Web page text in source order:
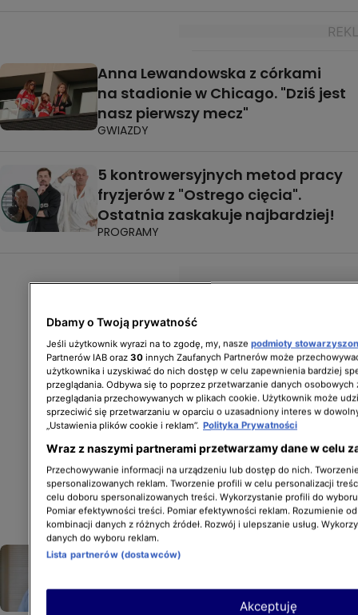
Anna Lewandowska z córkami
na stadionie w Chicago. "Dziś jest
nasz pierwszy mecz"
GWIAZDY
5 kontrowersyjnych metod pracy
fryzjerów z "Ostrego cięcia".
Ostatnia zaskakuje najbardziej!
PROGRAMY
Co nowego w szpitalu w "Na
zapowiada mocne sceny i ważny
Dbamy o Twoją prywatność
Jeśli użytkownik wyrazi na to zgodę, my, nasze podmioty
Partnerów IAB oraz 30 innych Zaufanych Partnerów może
użytkownika i uzyskiwać do nich dostęp w celu zapewnienia bardziej
przeglądania. Odbywa się to poprzez przetwarzanie danych osobowych
przeglądania przechowywanych w plikach cookie. Użytkownik może
sprzeciwić się przetwarzaniu w oparciu o uzasadniony interes w
„Ustawienia plików cookie i reklam”. Polityka Prywatności
Wraz z naszymi partnerami przetwarzamy dane w celu
Przechowywanie informacji na urządzeniu lub dostęp do nich.
spersonalizowanych reklam. Tworzenie profili w celu personalizacji
celu doboru spersonalizowanych treści. Wykorzystanie profili do
Pomiar efektywności treści. Pomiar efektywności reklam. Rozumienie
kombinacji danych z różnych źródeł. Rozwój i ulepszanie usług.
danych do wyboru reklam.
Lista partnerów (dostawców)
Akceptuję